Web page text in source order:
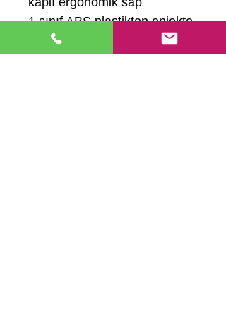
1.sınıf ABS plastikten enjekte
edilmiştir.